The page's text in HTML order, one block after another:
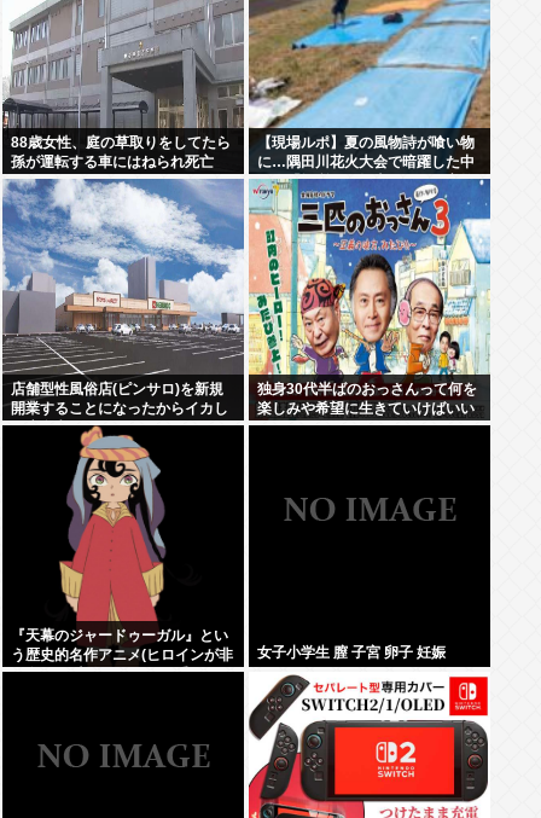
88歳女性、庭の草取りをしてたら
孫が運転する車にはねられ死亡
【現場ルポ】夏の風物詩が喰い物
に…隅田川花火大会で暗躍した中
国人「場所取り転売ヤー」の高笑
い
店舗型性風俗店(ピンサロ)を新規
開業することになったからイカし
た店名考えてくれ
独身30代半ばのおっさんって何を
楽しみや希望に生きていけばいい
んだ？
『天幕のジャードゥーガル』とい
う歴史的名作アニメ(ヒロインが非
処女)が日本人にイマイチ受けなか
女子小学生 膣 子宮 卵子 妊娠